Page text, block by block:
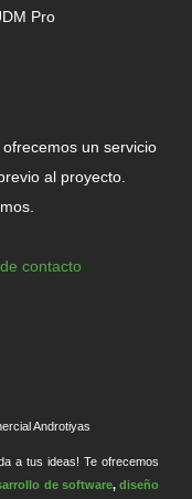
Pro
un servicio
al proyecto.
contacto
Androtiyas
a tus ideas! Te ofrecemos
de software,diseño